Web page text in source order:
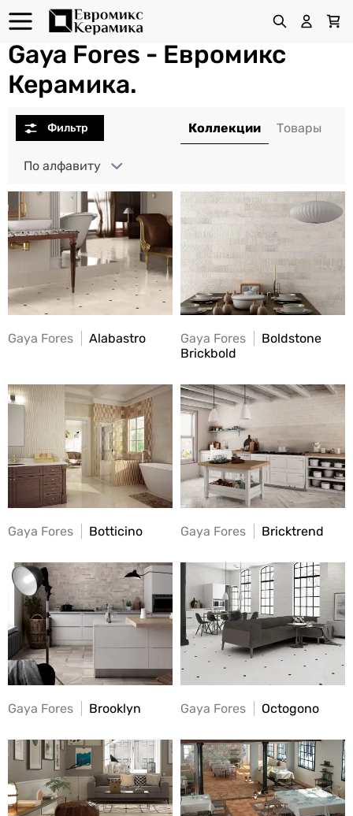
Gaya Fores - Евромикс
Керамика.
По алфавиту
Gaya Fores Alabastro Gaya Fores
Boldstone
Brickbold
Gaya Fores Botticino Gaya Fores Bricktrend
Gaya Fores Brooklyn Gaya Fores Octogono